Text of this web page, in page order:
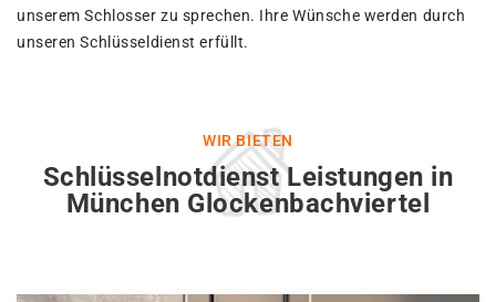
unserem Schlosser zu sprechen. Ihre Wünsche werden durch
unseren Schlüsseldienst erfüllt.
WIR BIETEN
Schlüsselnotdienst Leistungen in
München Glockenbachviertel